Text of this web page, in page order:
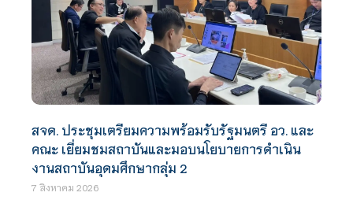
สจด. ประชุมเตรียมความพร้อมรับรัฐมนตรี อว. และ
คณะ เยี่ยมชมสถาบันและมอบนโยบายการดำเนิน
งานสถาบันอุดมศึกษากลุ่ม 2
7 สิงหาคม 2026